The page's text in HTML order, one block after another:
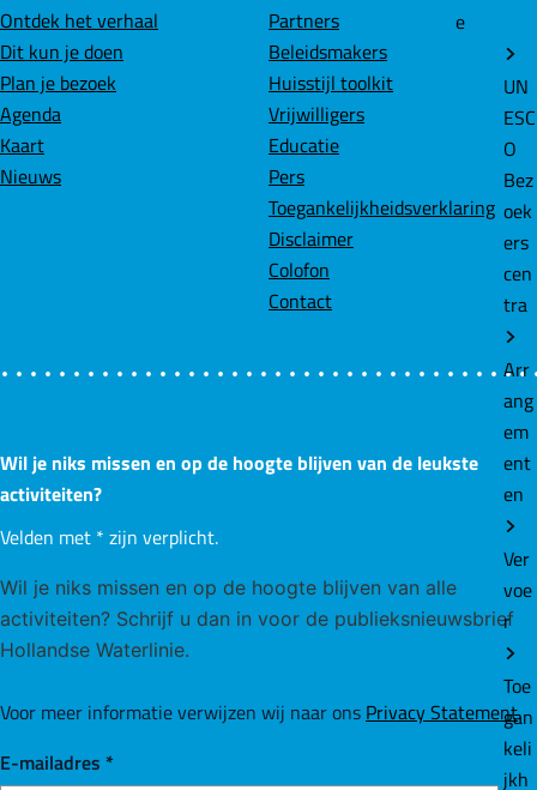
e
UN
ESC
O
Bez
oek
ers
cen
tra
Arr
ang
em
ent
en
Ver
voe
r
Toe
gan
keli
jkh
Ontdek het verhaal
Dit kun je doen
Plan je bezoek
Agenda
Kaart
Nieuws
Partners
Beleidsmakers
Huisstijl toolkit
Vrijwilligers
Educatie
Pers
Toegankelijkheidsverklaring
Disclaimer
Colofon
Contact
Wil je niks missen en op de hoogte blijven van de leukste
activiteiten?
Velden met * zijn verplicht.
Wil je niks missen en op de hoogte blijven van alle
activiteiten? Schrijf u dan in voor de publieksnieuwsbrief
Hollandse Waterlinie.
Voor meer informatie verwijzen wij naar ons Privacy Statement.
E-mailadres *